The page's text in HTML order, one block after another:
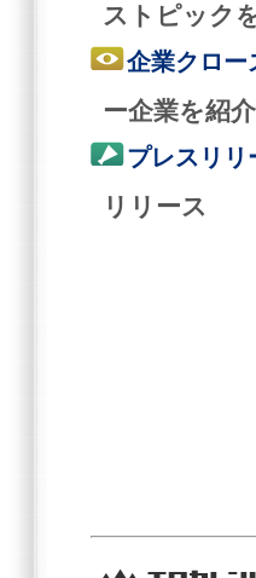
ストピック
企業クロー
ー企業を紹介
プレスリリ
リリース